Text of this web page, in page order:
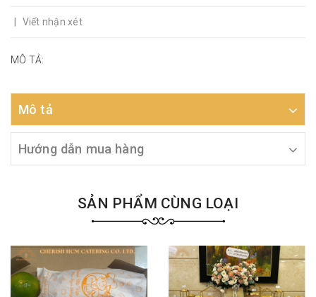
Viết nhận xét
MÔ TẢ:
Mô tả
Hướng dẫn mua hàng
SẢN PHẨM CÙNG LOẠI